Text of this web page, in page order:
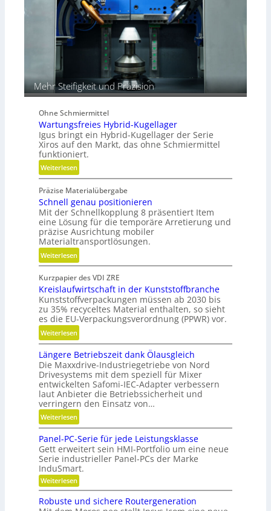
k
i
m
V
g
l
e
i
h
Mehr Steifigkeit und Präzision
Ohne Schmiermittel
Wartungsfreies Hybrid-Kugellager
Igus bringt ein Hybrid-Kugellager der Serie
Xiros auf den Markt, das ohne Schmiermittel
funktioniert.
Weiterlesen:
W
a
r
t
u
n
g
s
r
e
i
e
s
H
y
b
r
i
d
-
K
u
g
e
l
l
a
g
Präzise Materialübergabe
Schnell genau positionieren
Mit der Schnellkopplung 8 präsentiert Item
eine Lösung für die temporäre Arretierung und
präzise Ausrichtung mobiler
Materialtransportlösungen.
Weiterlesen:
S
c
h
n
e
l
l
g
e
n
a
u
p
o
s
i
t
i
o
n
e
Kurzpapier des VDI ZRE
Kreislaufwirtschaft in der Kunststoffbranche
Kunststoffverpackungen müssen ab 2030 bis
zu 35% recyceltes Material enthalten, so sieht
es die EU-Verpackungsverordnung (PPWR) vor.
Weiterlesen:
K
r
e
i
s
l
a
u
f
w
r
t
s
c
Längere Betriebszeit dank Ölausgleich
Die Maxxdrive-Industriegetriebe von Nord
Drivesystems mit dem speziell für Mixer
entwickelten Safomi-IEC-Adapter verbessern
laut Anbieter die Betriebssicherheit und
verringern den Einsatz von…
Weiterlesen:
L
ä
n
g
e
r
B
Panel-PC-Serie für jede Leistungsklasse
Gett erweitert sein HMI-Portfolio um eine neue
Serie industrieller Panel-PCs der Marke
InduSmart.
Weiterlesen:
P
n
Robuste und sichere Routergeneration